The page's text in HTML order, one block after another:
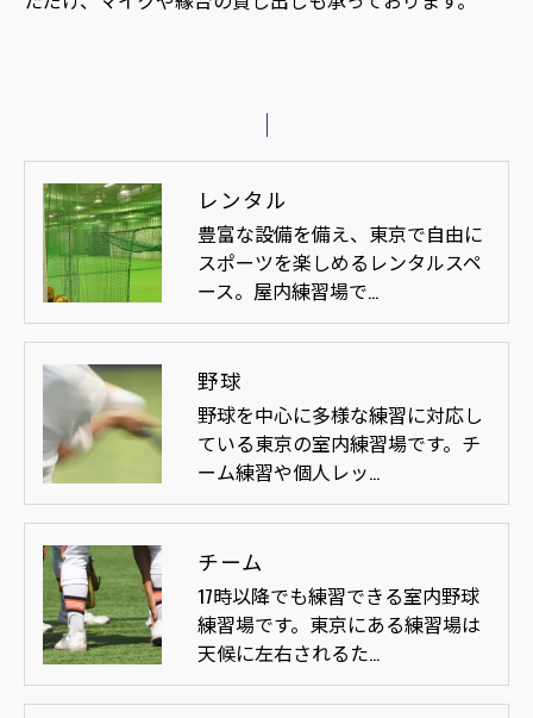
レンタル
豊富な設備を備え、東京で自由に
スポーツを楽しめるレンタルスペ
ース。屋内練習場で…
野球
野球を中心に多様な練習に対応し
ている東京の室内練習場です。チ
ーム練習や個人レッ…
チーム
17時以降でも練習できる室内野球
練習場です。東京にある練習場は
天候に左右されるた…